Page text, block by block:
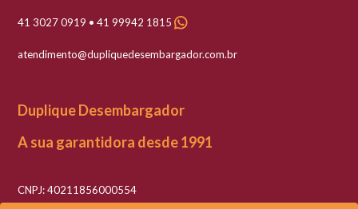
41 3027 0919 • 41 99942 1815
atendimento@dupliquedesembargador.com.br
Duplique Desembargador
A sua garantidora desde 1991
CNPJ: 40211856000554